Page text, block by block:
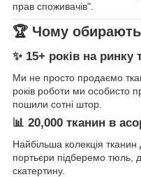
прав споживачів".
🏆 Чому
✨ 15+ років на ринку
Ми не просто продаємо
років роботи ми особисто
пошили сотні штор.
📊 20,000 тканин в
Найбільша колекція
портьєри підберемо тюль,
скатертину.